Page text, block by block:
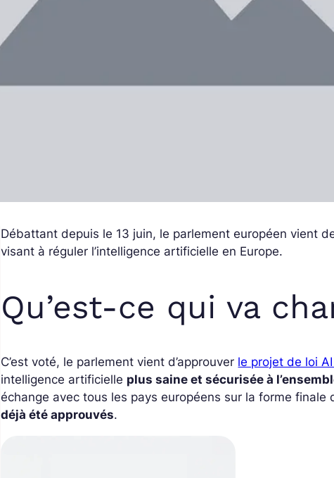
Débattant depuis le 13 juin, le parlement européen vient
visant à réguler l’intelligence artificielle en Europe.
Qu’est-ce qui va
C’est voté, le parlement vient d’approuver le projet de loi
intelligence artificielle plus saine et sécurisée à
échange avec tous les pays européens sur la forme finale
déjà été approuvés.